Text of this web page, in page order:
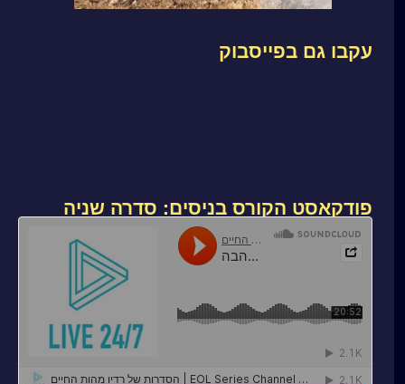
עקבו גם בפייסבוק
פודקאסט הקורס בניסים: סדרה שניה